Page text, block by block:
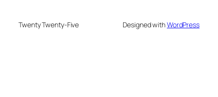
Twenty Twenty-Five Designed withWordPress